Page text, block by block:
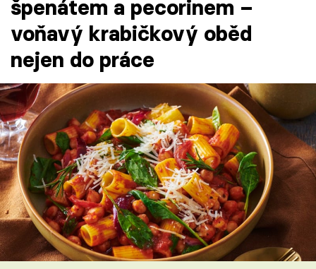
Témata
Články
TV Program
Škola vaření
Recepty z TV
Speciál: Cuketa
špenátem a pecorinem –
voňavý krabičkový oběd
nejen do práce